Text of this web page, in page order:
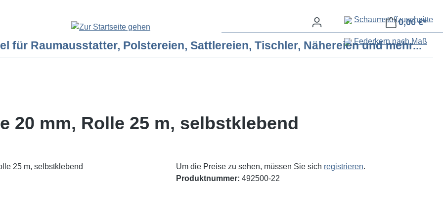
Schaumstoffzuschnitte
Federkern nach Maß
0,00 €*
für Raumausstatter, Polstereien, Sattlereien, Tischler, Nähereien und mehr...
20 mm, Rolle 25 m, selbstklebend
Um die Preise zu sehen, müssen Sie sich registrieren.
Produktnummer: 492500-22